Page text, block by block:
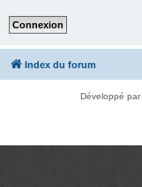
Index du forum
Développé par